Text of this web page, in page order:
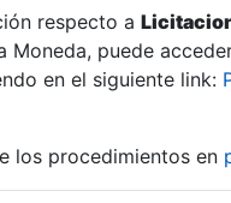
respecto a
puede
en el siguiente link:
los procedimientos en